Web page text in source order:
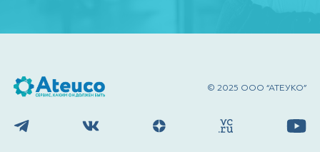
© 2025 ООО “АТЕУКО”